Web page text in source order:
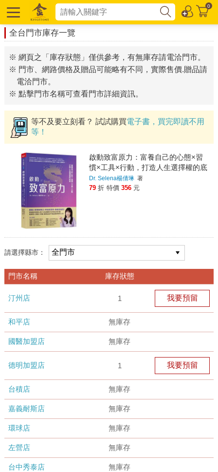
0
全台門市庫存一覽
※ 網頁之「庫存狀態」僅供參考，有無庫存請電洽門市。
※ 門市、網路價格及贈品可能略有不同，實際售價.贈品請
電洽門市。
※ 點擊門市名稱可查看門市詳細資訊。
等不及要立刻看？ 試試購買電子書，買完即讀不用
等！
啟動致富原力：富養自己的心態×習
慣×工具×行動，打造人生選擇權的底
氣
Dr. Selena楊倩琳 著
79 折 特價 356 元
請選擇縣市：
門市名稱 庫存狀態
汀州店 1 我要預留
和平店 無庫存
國醫加盟店 無庫存
德明加盟店 1 我要預留
台積店 無庫存
嘉義耐斯店 無庫存
環球店 無庫存
左營店 無庫存
台中秀泰店 無庫存